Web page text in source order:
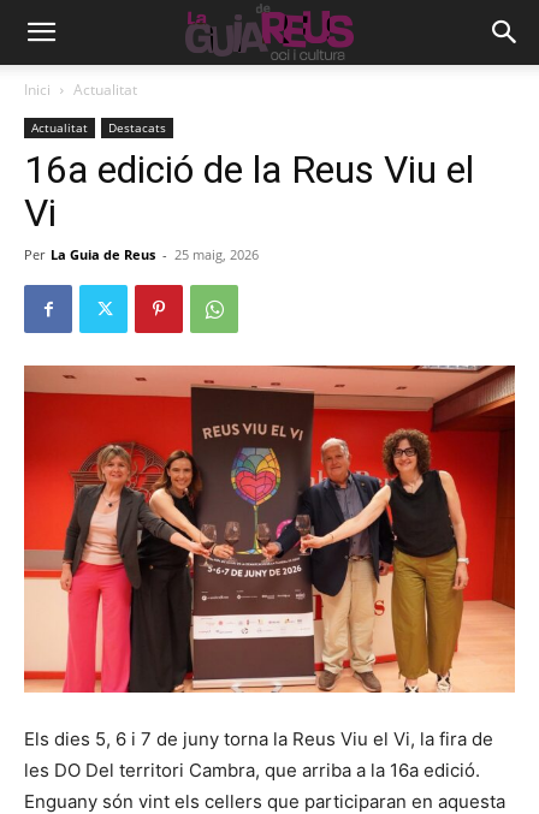
Inici Actualitat
Actualitat Destacats
16a edició de la Reus Viu el
Vi
Per La Guia de Reus - 25 maig, 2026
Els dies 5, 6 i 7 de juny torna la Reus Viu el Vi, la fira de
les DO Del territori Cambra, que arriba a la 16a edició.
Enguany són vint els cellers que participaran en aquesta